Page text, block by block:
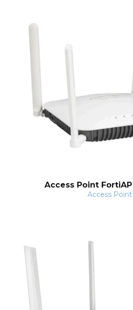
Access Point FortiAP
Access Point